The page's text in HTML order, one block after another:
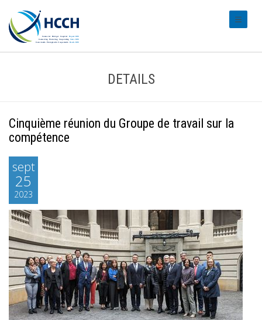
DETAILS
Cinquième réunion du Groupe de travail sur la
compétence
sept
25
2023